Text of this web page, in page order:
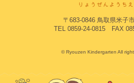
〒683-0846 鳥取県米子
TEL 0859-24-0815 FAX
© Ryouzen Kindergarten All right